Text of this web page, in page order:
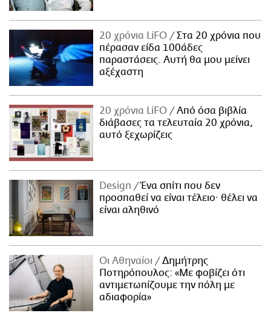
20 χρόνια LiFO
Στα 20 χρόνια που
πέρασαν είδα 100άδες
παραστάσεις. Αυτή θα μου μείνει
αξέχαστη
20 χρόνια LiFO
Από όσα βιβλία
διάβασες τα τελευταία 20 χρόνια,
αυτό ξεχωρίζεις
Design
Ένα σπίτι που δεν
προσπαθεί να είναι τέλειο· θέλει να
είναι αληθινό
Οι Αθηναίοι
Δημήτρης
Ποτηρόπουλος: «Με φοβίζει ότι
αντιμετωπίζουμε την πόλη με
αδιαφορία»